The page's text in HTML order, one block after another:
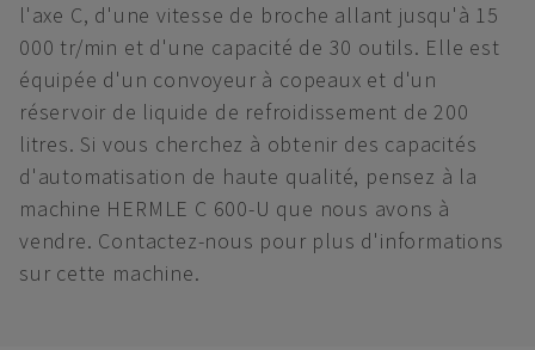
l'axe C, d'une vitesse de broche allant jusqu'à 15
000 tr/min et d'une capacité de 30 outils. Elle est
équipée d'un convoyeur à copeaux et d'un
réservoir de liquide de refroidissement de 200
litres. Si vous cherchez à obtenir des capacités
d'automatisation de haute qualité, pensez à la
machine HERMLE C 600-U que nous avons à
vendre. Contactez-nous pour plus d'informations
sur cette machine.